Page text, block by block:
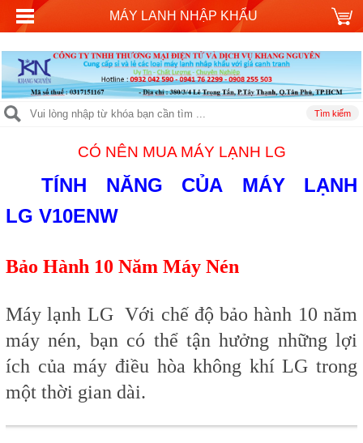
CÓ NÊN MUA MÁY LẠNH LG
TÍNH NĂNG CỦA MÁY LẠNH
LG V10ENW
Bảo Hành 10 Năm Máy Nén
Máy lạnh LG Với chế độ bảo hành 10 năm
máy nén, bạn có thể tận hưởng những lợi
ích của máy điều hòa không khí LG trong
một thời gian dài.
MÁY LANH NHẬP KHẨU